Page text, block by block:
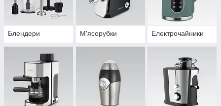
Блендери М'ясорубки Електрочайники